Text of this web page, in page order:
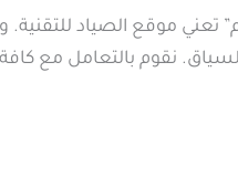
موقع الصياد
نقوم بالتعامل مع كافة